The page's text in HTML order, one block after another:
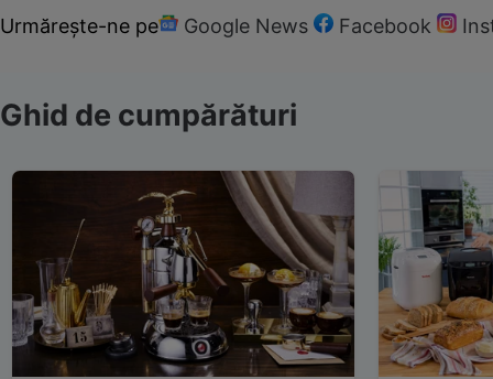
Urmărește-ne pe Google News Facebook
Ghid de cumpărături